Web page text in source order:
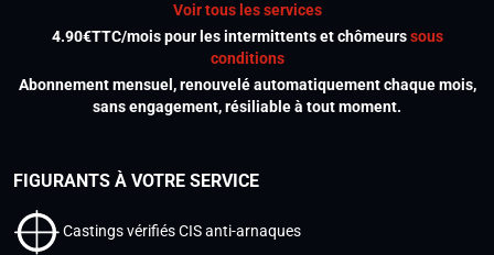
Voir tous les services
4.90€TTC/mois pour les intermittents et chômeurssous
conditions
Abonnement mensuel, renouvelé automatiquement chaque mois,
sans engagement, résiliable à tout moment.
FIGURANTS À VOTRE SERVICE
Castings vérifiés CIS anti-arnaques